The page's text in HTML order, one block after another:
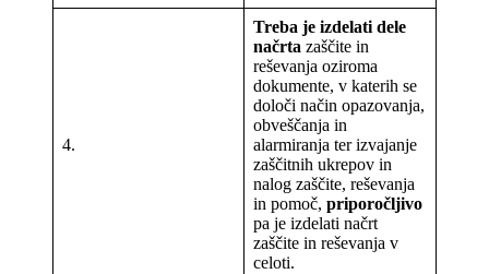
4.
Treba je izdelati dele
načrta zaščite in
reševanja oziroma
dokumente, v katerih se
določi način opazovanja,
obveščanja in
alarmiranja ter izvajanje
zaščitnih ukrepov in
nalog zaščite, reševanja
in pomoč, priporočljivo
pa je izdelati načrt
zaščite in reševanja v
celoti.